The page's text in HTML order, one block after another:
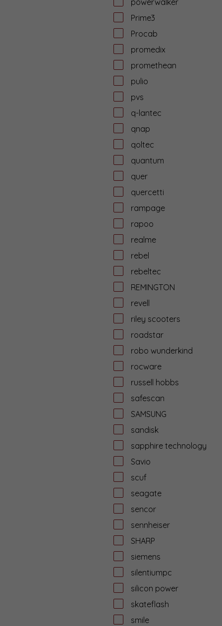
powerwalker
Prime3
Procab
promedix
promethean
pulio
pvs
q-lantec
qnap
qoltec
quantum
quer
quercetti
rampage
rapoo
realme
rebel
rebeltec
REMINGTON
revell
riley scooters
roadstar
robo wunderkind
rocware
russell hobbs
safescan
SAMSUNG
sandisk
sapphire technology
Savio
scuf
seagate
sencor
sennheiser
SHARP
siemens
silentiumpc
silicon power
skateflash
smile